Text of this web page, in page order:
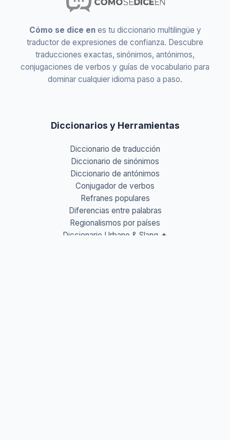
Cómo se dice enes tu diccionario multilingüe y
traductor de expresiones de confianza. Descubre
traducciones exactas, sinónimos, antónimos,
conjugaciones de verbos y guías de vocabulario para
dominar cualquier idioma paso a paso.
Diccionarios y Herramientas
Diccionario de traducción
Diccionario de sinónimos
Diccionario de antónimos
Conjugador de verbos
Refranes populares
Diferencias entre palabras
Regionalismos por países
Diccionario Urbano & Slang 🔥